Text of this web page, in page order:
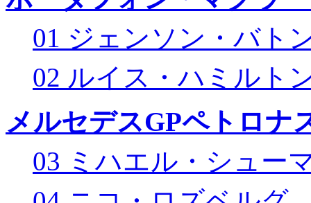
01 ジェンソン・バト
02 ルイス・ハミルト
メルセデスGPペトロナ
03 ミハエル・シュー